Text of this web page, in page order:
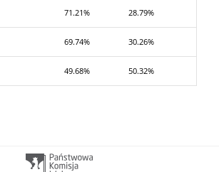
71.21% 28.79%
69.74% 30.26%
49.68% 50.32%